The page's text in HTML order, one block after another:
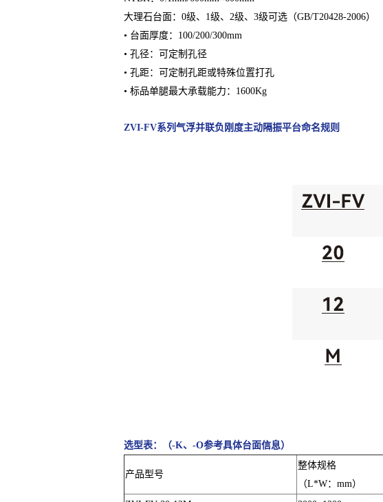
大理石台面：0级、1级、2级、3级可选（GB/T20428-2006）
• 台面厚度：100/200/300mm
• 孔径：可定制孔径
• 孔距：可定制孔距或特殊位置打孔
• 标品单腿最大承载能力：1600Kg
ZVI-FV系列气浮并联负刚度主动隔振平台命名规则
选型表：（-K、-O参考具体台面信息）
产品型号
整体规格
（L*W：mm）